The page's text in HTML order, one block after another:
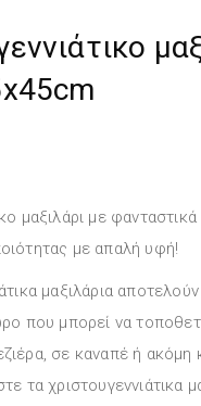
μαξιλάρι με
με απαλή υφή!
μαξιλάρια
που μπορεί να
σε καναπέ ή ακόμη
τα χριστουγεννιάτικα